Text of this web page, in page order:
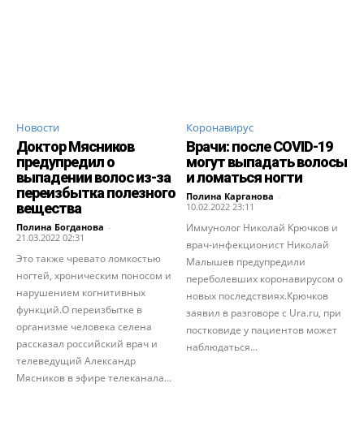
Новости
Доктор Мясников
предупредил о
выпадении волос из-за
переизбытка полезного
вещества
Полина Богданова -
21.03.2022 02:31
Это также чревато ломкостью
ногтей, хроническим поносом и
нарушением когнитивных
функций.О переизбытке в
организме человека селена
рассказал российский врач и
телеведущий Александр
Мясников в эфире телеканала...
Коронавирус
Врачи: после COVID-19
могут выпадать волосы
и ломаться ногти
Полина Карганова -
10.02.2022 23:11
Иммунолог Николай Крючков и
врач-инфекционист Николай
Малышев предупредили
переболевших коронавирусом о
новых последствиях.Крючков
заявил в разговоре с Ura.ru, при
постковиде у пациентов может
наблюдаться...